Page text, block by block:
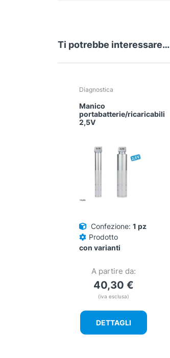
Ti potrebbe interessare…
Diagnostica
Manico
portabatterie/ricaricabili
2,5V
Confezione: 1 pz
Prodotto
con varianti
A partire da:
40,30€
(iva esclusa)
DETTAGLI